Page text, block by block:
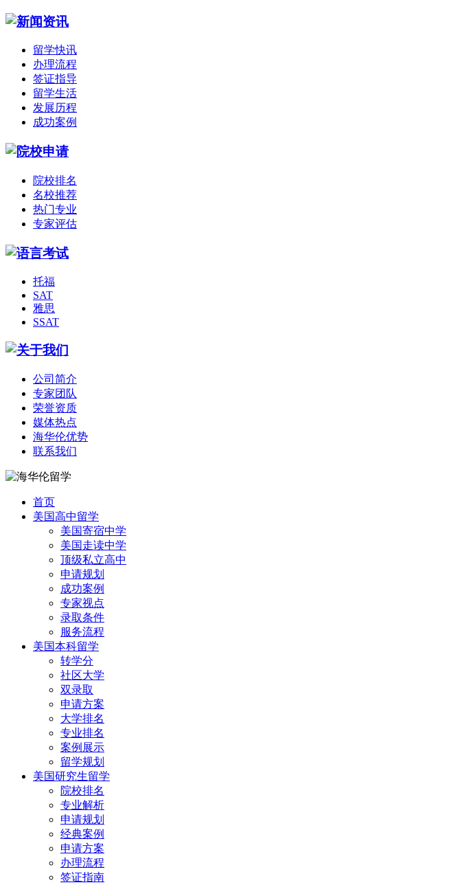
留学快讯
办理流程
签证指导
留学生活
发展历程
成功案例
院校排名
名校推荐
热门专业
专家评估
托福
SAT
雅思
SSAT
公司简介
专家团队
荣誉资质
媒体热点
海华伦优势
联系我们
首页
美国高中留学
美国寄宿中学
美国走读中学
顶级私立高中
申请规划
成功案例
专家视点
录取条件
服务流程
美国本科留学
转学分
社区大学
双录取
申请方案
大学排名
专业排名
案例展示
留学规划
美国研究生留学
院校排名
专业解析
申请规划
经典案例
申请方案
办理流程
签证指南